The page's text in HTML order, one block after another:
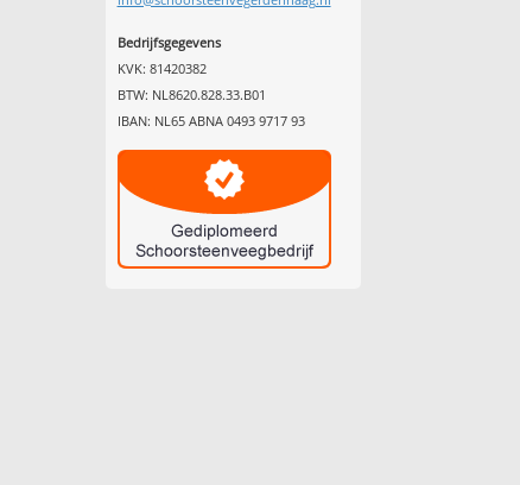
Bedrijfsgegevens
KVK: 81420382
BTW: NL8620.828.33.B01
IBAN: NL65 ABNA 0493 9717 93